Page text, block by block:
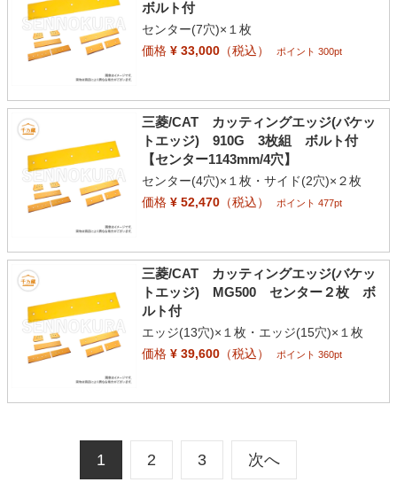
ボルト付
センター(7穴)×１枚
価格¥ 33,000（税込） ポイント 300pt
三菱/CAT カッティングエッジ(バケッ
トエッジ) 910G 3枚組 ボルト付
【センター1143mm/4穴】
センター(4穴)×１枚・サイド(2穴)×２枚
価格¥ 52,470（税込） ポイント 477pt
三菱/CAT カッティングエッジ(バケッ
トエッジ) MG500 センター２枚 ボ
ルト付
エッジ(13穴)×１枚・エッジ(15穴)×１枚
価格¥ 39,600（税込） ポイント 360pt
1 2 3 次へ